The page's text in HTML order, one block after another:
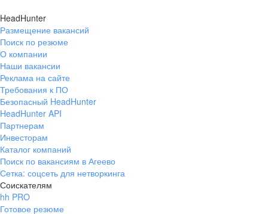
HeadHunter
Размещение вакансий
Поиск по резюме
О компании
Наши вакансии
Реклама на сайте
Требования к ПО
Безопасный HeadHunter
HeadHunter API
Партнерам
Инвесторам
Каталог компаний
Поиск по вакансиям в Агеево
Сетка: соцсеть для нетворкинга
Соискателям
hh PRO
Готовое резюме